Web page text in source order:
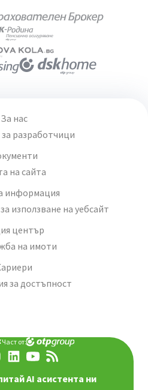
За нас
разработчици
на сайта
информация
използване на уебсайт
център
на имоти
за достъпност
Част от:
AI асистента ни